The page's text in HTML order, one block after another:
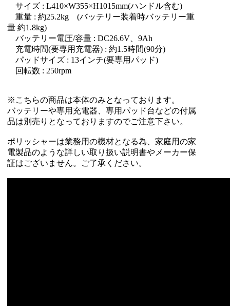
サイズ : L410×W355×H1015mm(ハンドル含む)
重量 : 約25.2kg (バッテリー装着時バッテリー重
量 約1.8kg)
バッテリー電圧/容量 : DC26.6V、9Ah
充電時間(要専用充電器) : 約1.5時間(90分)
パッドサイズ : 13インチ(要専用パッド)
回転数 : 250rpm
※こちらの商品は本体のみとなっております。
バッテリーや専用充電器、専用パッド台などの付属
品は別売りとなっておりますのでご注意下さい。
ポリッシャーは業務用の機材となる為、家庭用の家
電製品のような詳しい取り扱い説明書やメーカー保
証はございません。ご了承ください。